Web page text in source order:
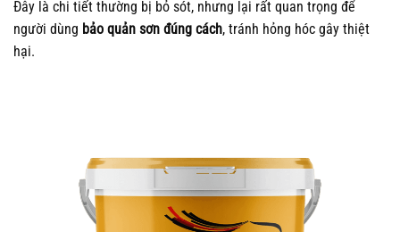
Đây là chi tiết thường bị bỏ sót, nhưng lại rất quan trọng để
người dùng bảo quản sơn đúng cách, tránh hỏng hóc gây thiệt
hại.